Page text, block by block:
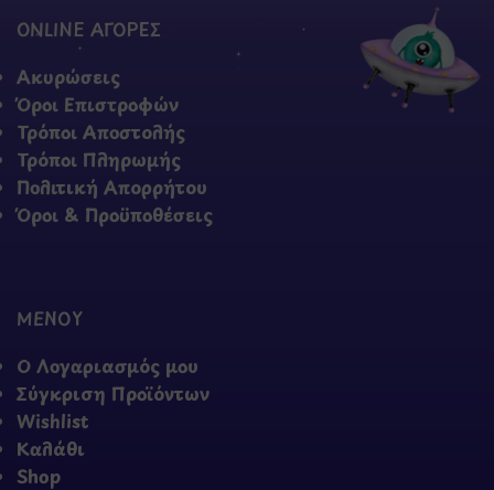
ONLINE ΑΓΟΡΕΣ
Ακυρώσεις
Όροι Επιστροφών
Τρόποι Αποστολής
Τρόποι Πληρωμής
Πολιτική Απορρήτου
Όροι & Προϋποθέσεις
ΜΕΝΟΥ
Ο Λογαριασμός μου
Σύγκριση Προϊόντων
Wishlist
Καλάθι
Shop